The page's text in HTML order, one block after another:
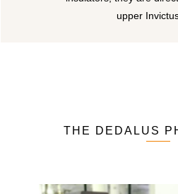
upper
THE DEDALUS